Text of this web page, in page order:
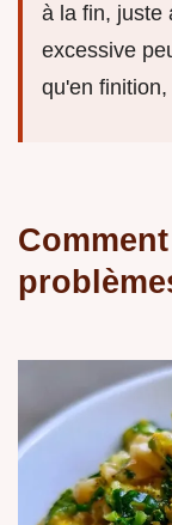
à la fin, juste
excessive
qu'en